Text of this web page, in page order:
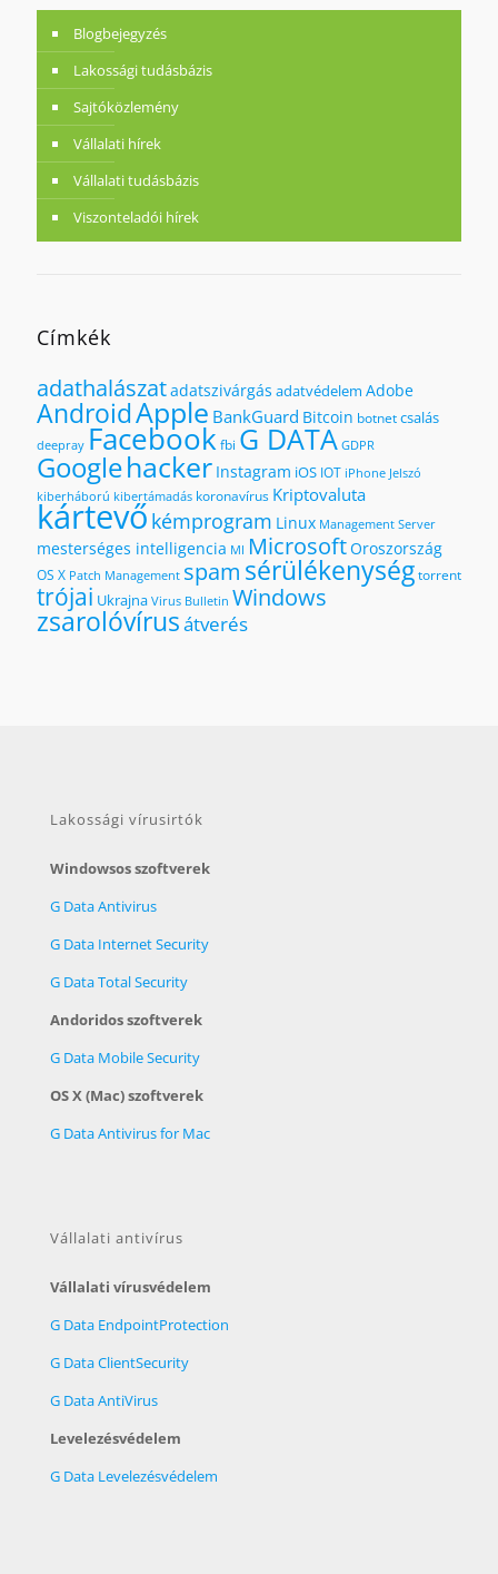
Blogbejegyzés
Lakossági tudásbázis
Sajtóközlemény
Vállalati hírek
Vállalati tudásbázis
Viszonteladói hírek
Címkék
adathalászatadatszivárgás adatvédelem Adobe
AndroidApple BankGuard Bitcoin botnetcsalás
deepray Facebookfbi G DATA GDPR
Googlehacker Instagram iOS IOT iPhone Jelszó
kiberháború kibertámadás koronavírus Kriptovaluta
kártevő kémprogram Linux Management Server
mesterséges intelligencia MI MicrosoftOroszország
OS X Patch Management spam sérülékenységtorrent
trójai Ukrajna Virus Bulletin Windows
zsarolóvírusátverés
Lakossági vírusirtók
Windowsos szoftverek
G Data Antivirus
G Data Internet Security
G Data Total Security
Andoridos szoftverek
G Data Mobile Security
OS X (Mac) szoftverek
G Data Antivirus for Mac
Vállalati antivírus
Vállalati vírusvédelem
G Data EndpointProtection
G Data ClientSecurity
G Data AntiVirus
Levelezésvédelem
G Data Levelezésvédelem